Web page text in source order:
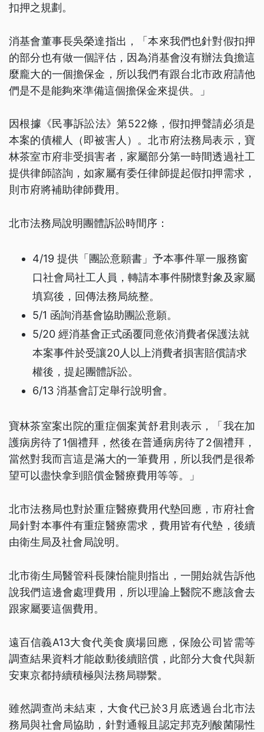
扣押之規劃。
消基會董事長吳榮達指出，「本來我們也針對假扣押
的部分也有做一個評估，因為消基會沒有辦法負擔這
麼龐大的一個擔保金，所以我們有跟台北市政府請他
們是不是能夠來準備這個擔保金來提供。」
因根據《民事訴訟法》第522條，假扣押聲請必須是
本案的債權人（即被害人）。北市府法務局表示，寶
林茶室市府非受損害者，家屬部分第一時間透過社工
提供律師諮詢，如家屬有委任律師提起假扣押需求，
則市府將補助律師費用。
北市法務局說明團體訴訟時間序：
4/19 提供「團訟意願書」予本事件單一服務窗
口社會局社工人員，轉請本事件關懷對象及家屬
填寫後，回傳法務局統整。
5/1 函詢消基會協助團訟意願。
5/20 經消基會正式函覆同意依消費者保護法就
本案事件於受讓20人以上消費者損害賠償請求
權後，提起團體訴訟。
6/13 消基會訂定舉行說明會。
寶林茶室案出院的重症個案黃舒君則表示，「我在加
護病房待了1個禮拜，然後在普通病房待了2個禮拜，
當然對我而言這是滿大的一筆費用，所以我們是很希
望可以盡快拿到賠償金醫療費用等等。」
北市法務局也對於重症醫療費用代墊回應，市府社會
局針對本事件有重症醫療需求，費用皆有代墊，後續
由衛生局及社會局說明。
北市衛生局醫管科長陳怡龍則指出，一開始就告訴他
說我們這邊會處理費用，所以理論上醫院不應該會去
跟家屬要這個費用。
遠百信義A13大食代美食廣場回應，保險公司皆需等
調查結果資料才能啟動後續賠償，此部分大食代與新
安東京都持續積極與法務局聯繫。
雖然調查尚未結束，大食代已於3月底透過台北市法
務局與社會局協助，針對通報且認定邦克列酸菌陽性